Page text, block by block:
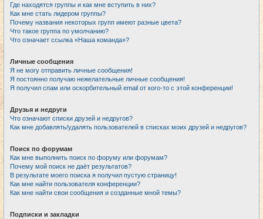
Где находятся группы и как мне вступить в них?
Как мне стать лидером группы?
Почему названия некоторых групп имеют разные цвета?
Что такое группа по умолчанию?
Что означает ссылка «Наша команда»?
Личные сообщения
Я не могу отправить личные сообщения!
Я постоянно получаю нежелательные личные сообщения!
Я получил спам или оскорбительный email от кого-то с этой конференции!
Друзья и недруги
Что означают списки друзей и недругов?
Как мне добавлять/удалять пользователей в списках моих друзей и недругов?
Поиск по форумам
Как мне выполнить поиск по форуму или форумам?
Почему мой поиск не даёт результатов?
В результате моего поиска я получил пустую страницу!
Как мне найти пользователя конференции?
Как мне найти свои сообщения и созданные мной темы?
Подписки и закладки